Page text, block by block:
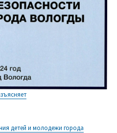
детей и молодежи города